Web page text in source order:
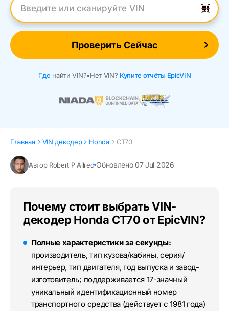
Введите VIN
Проверить Сейчас
Где найти VIN?•Нет VIN? Купите отчёты EpicVIN
Главная VIN декодер Honda CT70
Автор Robert P Allred Обновлено 07 Jul 2026
Почему стоит выбрать VIN-
декодер Honda CT70 от EpicVIN?
Полные характеристики за секунды:
производитель, тип кузова/кабины, серия/
интерьер, тип двигателя, год выпуска и завод-
изготовитель; поддерживается 17-значный
уникальный идентификационный номер
транспортного средства (действует с 1981 года)